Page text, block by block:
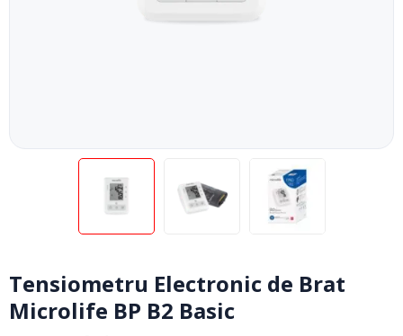
Tensiometru Electronic de Brat
Microlife BP B2 Basic